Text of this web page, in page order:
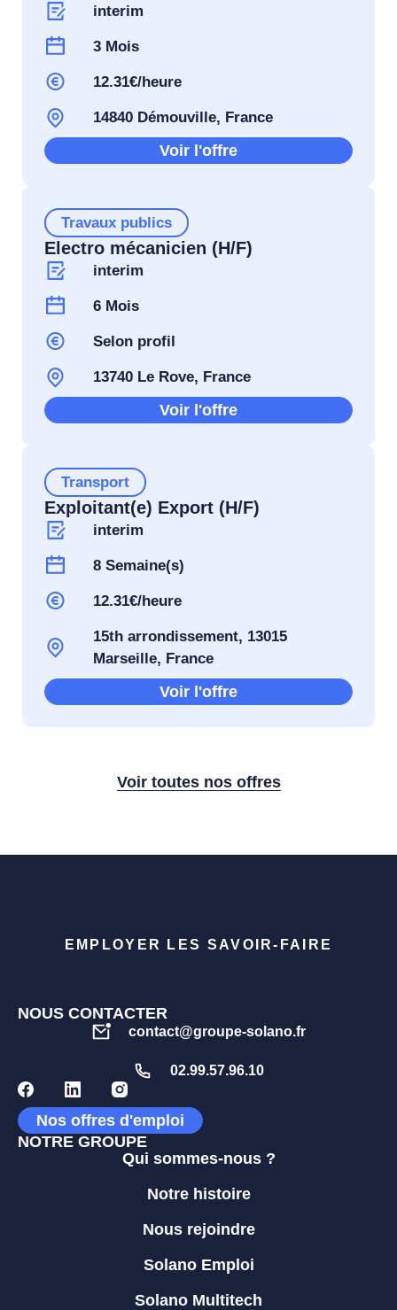
interim
3 Mois
12.31€/heure
14840 Démouville, France
Voir l'offre
Travaux publics
Electro mécanicien (H/F)
interim
6 Mois
Selon profil
13740 Le Rove, France
Voir l'offre
Transport
Exploitant(e) Export (H/F)
interim
8 Semaine(s)
12.31€/heure
15th arrondissement, 13015
Marseille, France
Voir l'offre
Voir toutes nos offres
EMPLOYER LES SAVOIR-FAIRE
NOUS CONTACTER
contact@groupe-solano.fr
02.99.57.96.10
Nos offres d'emploi
NOTRE GROUPE
Qui sommes-nous ?
Notre histoire
Nous rejoindre
Solano Emploi
Solano Multitech